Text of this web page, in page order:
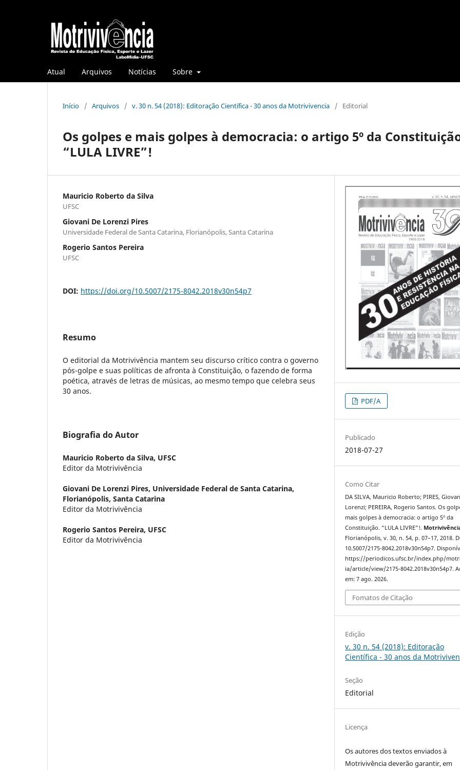
Atual Arquivos Notícias Sobre
Início / Arquivos / v. 30 n. 54 (2018): Editoração Científica - 30 anos da Motrivivencia / Editorial
Os golpes e mais golpes à democracia: o artigo 5º da
“LULA LIVRE”!
Mauricio Roberto da Silva
UFSC
Giovani De Lorenzi Pires
Universidade Federal de Santa Catarina, Florianópolis, Santa Catarina
Rogerio Santos Pereira
UFSC
DOI: https://doi.org/10.5007/2175-8042.2018v30n54p7
Resumo
O editorial da Motrivivência mantem seu discurso crítico contra o governo
pós-golpe e suas políticas de afronta à Constituição, o fazendo de forma
poética, através de letras de músicas, ao mesmo tempo que celebra seus
30 anos.
Biografia do Autor
Mauricio Roberto da Silva, UFSC
Editor da Motrivivência
Giovani De Lorenzi Pires, Universidade Federal de Santa Catarina,
Florianópolis, Santa Catarina
Editor da Motrivivência
Rogerio Santos Pereira, UFSC
Editor da Motrivivência
PDF/A
Publicado
2018-07-27
Como Citar
DA SILVA, Mauricio Roberto; PIRES,
Lorenzi; PEREIRA, Rogerio Santos. Os
mais golpes à democracia: o artigo 5º da
Constituição. “LULA LIVRE”!.
Florianópolis, v. 30, n. 54, p. 07–17, 2018.
10.5007/2175-8042.2018v30n54p7.
https://periodicos.ufsc.br/index.php/
ia/article/view/2175-8042.2018v30n54p7.
em: 7 ago. 2026.
Fomatos de Citação
Edição
v. 30 n. 54 (2018): Editoração
Científica - 30 anos da
Seção
Editorial
Licença
Os autores dos textos enviados à
Motrivivência deverão garantir, em